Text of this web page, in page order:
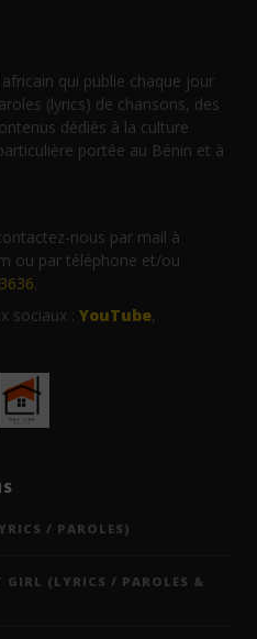
qui publie chaque jour
(lyrics) de chansons, des
dédiés à la culture
portée au Bénin et à
nous par mail à
ou par téléphone et/ou
.
sociaux : YouTube,
/ PAROLES)
GIRL (LYRICS / PAROLES &